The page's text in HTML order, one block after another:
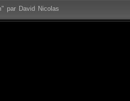
par David Nicolas